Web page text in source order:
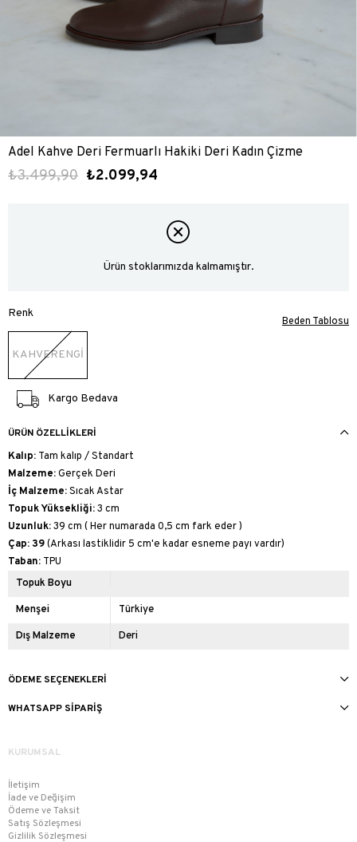
Adel Kahve Deri Fermuarlı Hakiki Deri Kadın Çizme
₺3.499,90 ₺2.099,94
Ürün stoklarımızda kalmamıştır.
Renk
KAHVERENGİ
Beden Tablosu
Kargo Bedava
ÜRÜN ÖZELLIKLERI
Kalıp: Tam kalıp / Standart
Malzeme:Gerçek Deri
İç Malzeme:Sıcak Astar
Topuk Yüksekliği:3 cm
Uzunluk:39 cm ( Her numarada 0,5 cm fark eder )
Çap: 39(Arkası lastiklidir 5 cm'e kadar esneme payı vardır)
Taban: TPU
Topuk Boyu
Menşei Türkiye
Dış Malzeme Deri
ÖDEME SEÇENEKLERI
WHATSAPP SIPARIŞ
KURUMSAL
İletişim
İade ve Değişim
Ödeme ve Taksit
Satış Sözleşmesi
Gizlilik Sözleşmesi